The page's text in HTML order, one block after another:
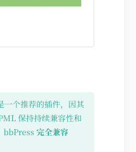
一个推荐的插件，因其
保持持续兼容性和
bbPress 完全兼容